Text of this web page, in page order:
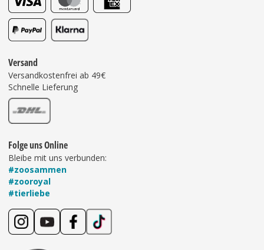
Versand
Versandkostenfrei ab 49€
Schnelle Lieferung
Folge uns Online
Bleibe mit uns verbunden:
#zoosammen
#zooroyal
#tierliebe